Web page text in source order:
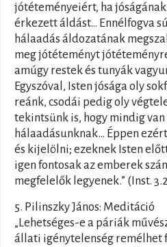
jótéteményeiért, ha
érkezett áldást… Ennélfogva
hálaadás áldozatának
meg jótéteményt
amúgy restek és tunyák
Egyszóval, Isten jósága oly
reánk, csodái pedig oly
tekintsünk is, hogy mindig
hálaadásunknak… Éppen
és kijelölni; ezeknek Isten
igen fontosak az emberek
megfelelők legyenek.” (Inst.
5. Pilinszky János: Meditáció
„Lehetséges-e a páriák
állati igénytelenség remélhet